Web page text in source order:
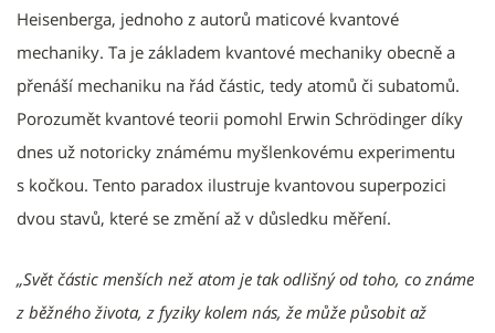
Heisenberga, jednoho z autorů maticové kvantové
mechaniky. Ta je základem kvantové mechaniky obecně a
přenáší mechaniku na řád částic, tedy atomů či subatomů.
Porozumět kvantové teorii pomohl Erwin Schrödinger díky
dnes už notoricky známému myšlenkovému experimentu
s kočkou. Tento paradox ilustruje kvantovou superpozici
dvou stavů, které se změní až v důsledku měření.
„Svět částic menších než atom je tak odlišný od toho, co známe
z běžného života, z fyziky kolem nás, že může působit až